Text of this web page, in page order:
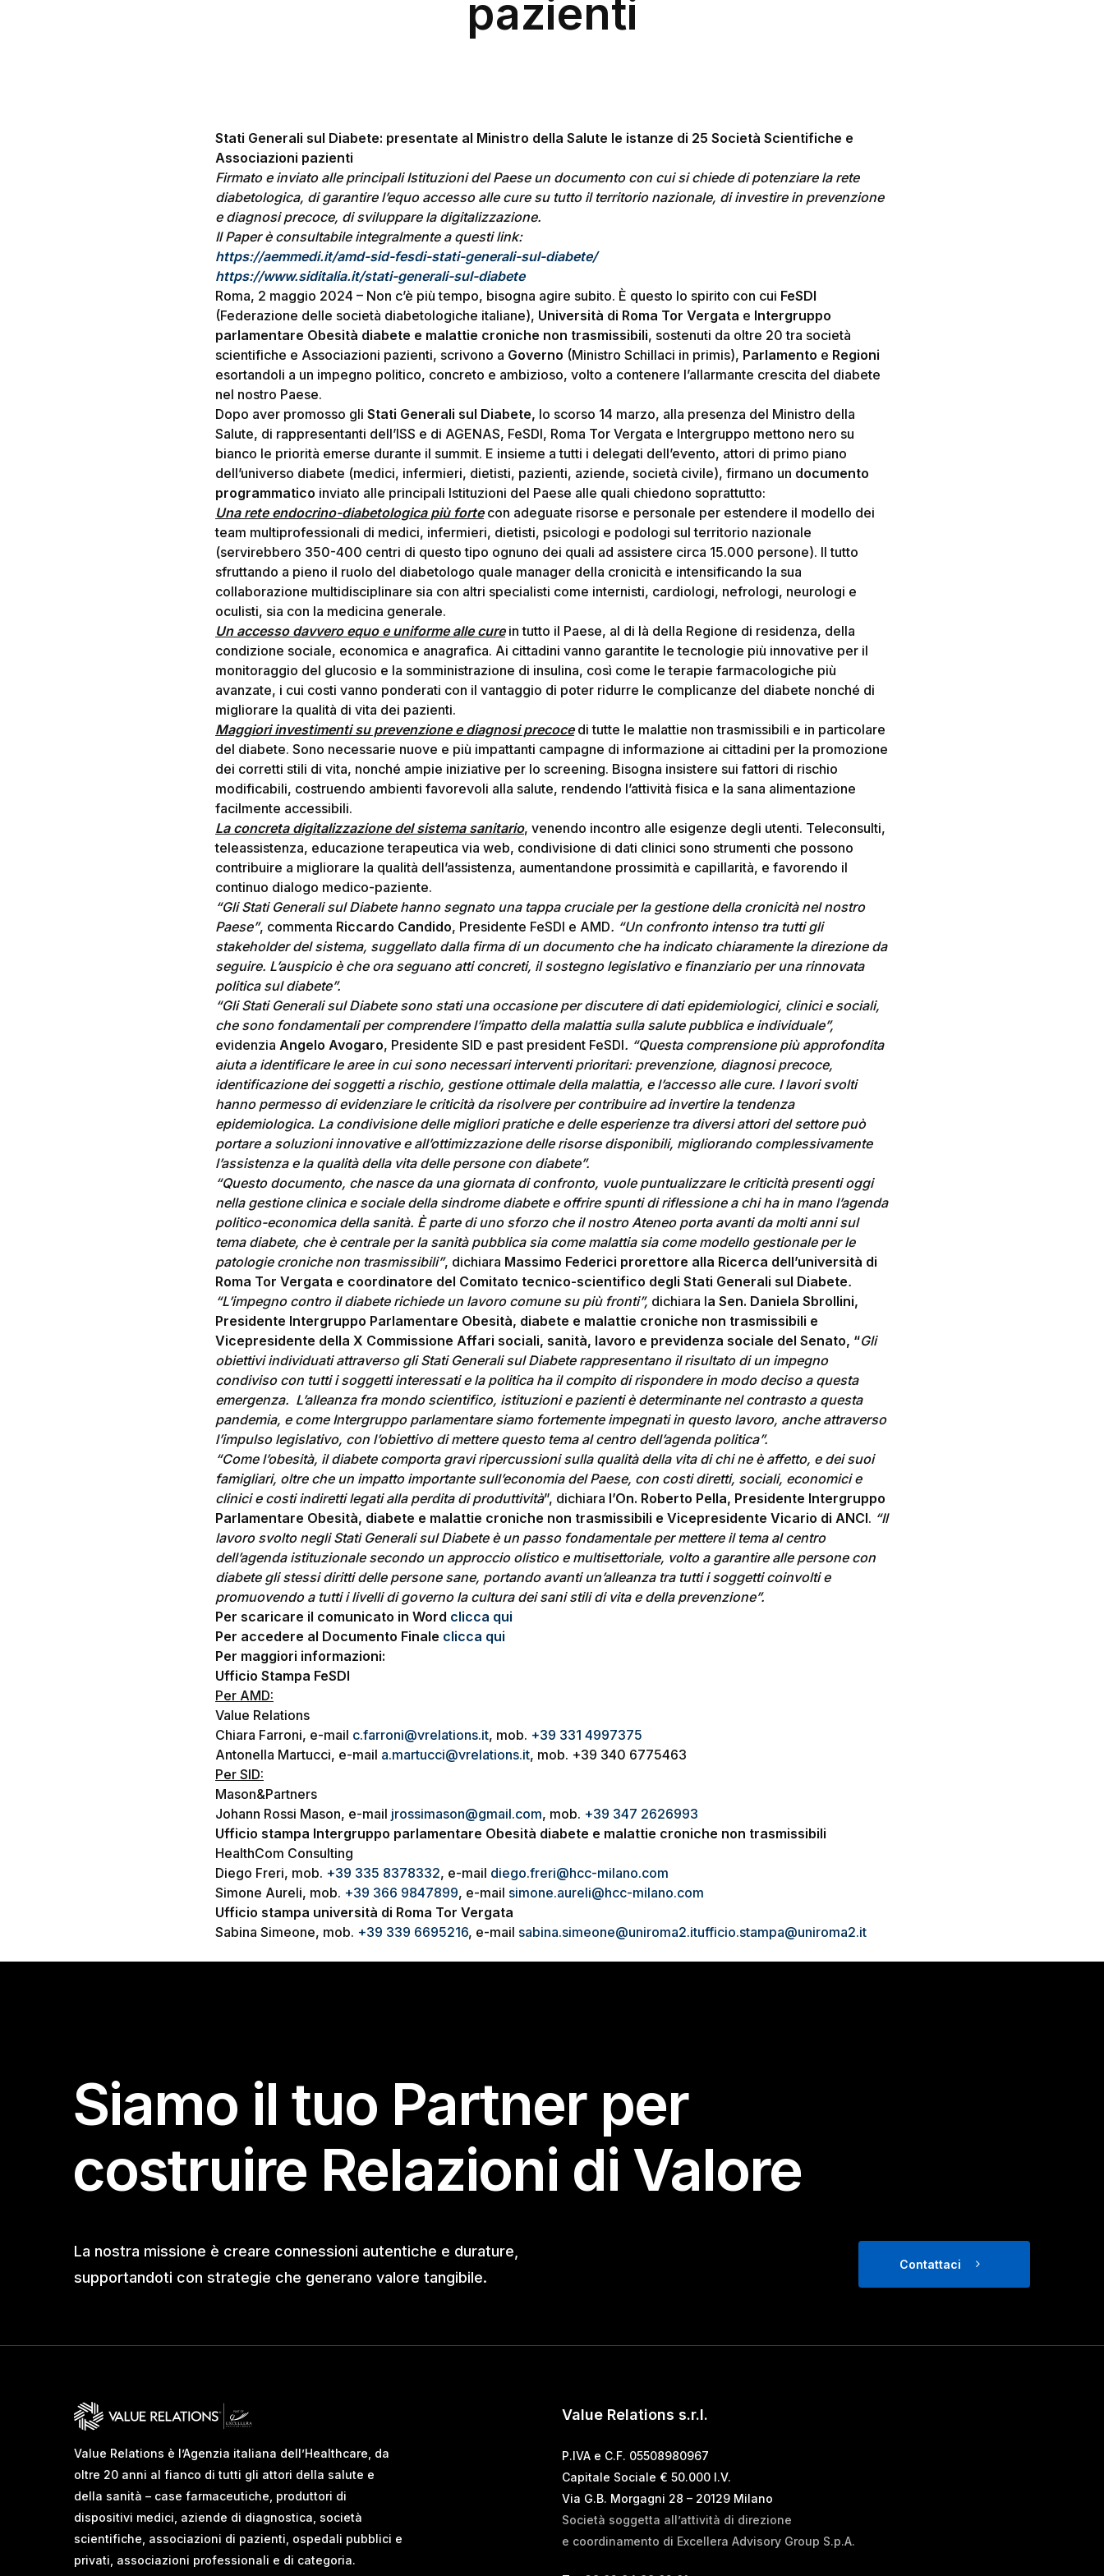
Hit enter to search or ESC to close
pazienti
Stati Generali sul Diabete: presentate al Ministro della Salute le istanze di 25 Società Scientifiche e
Associazioni pazienti
Firmato e inviato alle principali Istituzioni del Paese un documento con cui si chiede di potenziare la rete
diabetologica, di garantire l’equo accesso alle cure su tutto il territorio nazionale, di investire in prevenzione
e diagnosi precoce, di sviluppare la digitalizzazione.
Il Paper è consultabile integralmente a questi link:
https://aemmedi.it/amd-sid-fesdi-stati-generali-sul-diabete/
https://www.siditalia.it/stati-generali-sul-diabete
Roma, 2 maggio 2024 – Non c’è più tempo, bisogna agire subito. È questo lo spirito con cui FeSDI
(Federazione delle società diabetologiche italiane), Università di Roma Tor Vergata e Intergruppo
parlamentare Obesità diabete e malattie croniche non trasmissibili, sostenuti da oltre 20 tra società
scientifiche e Associazioni pazienti, scrivono a Governo (Ministro Schillaci in primis), Parlamento e Regioni
esortandoli a un impegno politico, concreto e ambizioso, volto a contenere l’allarmante crescita del diabete
nel nostro Paese.
Dopo aver promosso gli Stati Generali sul Diabete, lo scorso 14 marzo, alla presenza del Ministro della
Salute, di rappresentanti dell’ISS e di AGENAS, FeSDI, Roma Tor Vergata e Intergruppo mettono nero su
bianco le priorità emerse durante il summit. E insieme a tutti i delegati dell’evento, attori di primo piano
dell’universo diabete (medici, infermieri, dietisti, pazienti, aziende, società civile), firmano un documento
programmatico inviato alle principali Istituzioni del Paese alle quali chiedono soprattutto:
Una rete endocrino-diabetologica più fortecon adeguate risorse e personale per estendere il modello dei
team multiprofessionali di medici, infermieri, dietisti, psicologi e podologi sul territorio nazionale
(servirebbero 350-400 centri di questo tipo ognuno dei quali ad assistere circa 15.000 persone). Il tutto
sfruttando a pieno il ruolo del diabetologo quale manager della cronicità e intensificando la sua
collaborazione multidisciplinare sia con altri specialisti come internisti, cardiologi, nefrologi, neurologi e
oculisti, sia con la medicina generale.
Un accesso davvero equo e uniforme alle curein tutto il Paese, al di là della Regione di residenza, della
condizione sociale, economica e anagrafica. Ai cittadini vanno garantite le tecnologie più innovative per il
monitoraggio del glucosio e la somministrazione di insulina, così come le terapie farmacologiche più
avanzate, i cui costi vanno ponderati con il vantaggio di poter ridurre le complicanze del diabete nonché di
migliorare la qualità di vita dei pazienti.
Maggiori investimenti su prevenzione e diagnosi precocedi tutte le malattie non trasmissibili e in particolare
del diabete. Sono necessarie nuove e più impattanti campagne di informazione ai cittadini per la promozione
dei corretti stili di vita, nonché ampie iniziative per lo screening. Bisogna insistere sui fattori di rischio
modificabili, costruendo ambienti favorevoli alla salute, rendendo l’attività fisica e la sana alimentazione
facilmente accessibili.
La concreta digitalizzazione del sistema sanitario, venendo incontro alle esigenze degli utenti. Teleconsulti,
teleassistenza, educazione terapeutica via web, condivisione di dati clinici sono strumenti che possono
contribuire a migliorare la qualità dell’assistenza, aumentandone prossimità e capillarità, e favorendo il
continuo dialogo medico-paziente.
“Gli Stati Generali sul Diabete hanno segnato una tappa cruciale per la gestione della cronicità nel nostro
Paese”, commenta Riccardo Candido, Presidente FeSDI e AMD. “Un confronto intenso tra tutti gli
stakeholder del sistema, suggellato dalla firma di un documento che ha indicato chiaramente la direzione da
seguire. L’auspicio è che ora seguano atti concreti, il sostegno legislativo e finanziario per una rinnovata
politica sul diabete”.
“Gli Stati Generali sul Diabete sono stati una occasione per discutere di dati epidemiologici, clinici e sociali,
che sono fondamentali per comprendere l’impatto della malattia sulla salute pubblica e individuale”,
evidenzia Angelo Avogaro, Presidente SID e past president FeSDI. “Questa comprensione più approfondita
aiuta a identificare le aree in cui sono necessari interventi prioritari: prevenzione, diagnosi precoce,
identificazione dei soggetti a rischio, gestione ottimale della malattia, e l’accesso alle cure. I lavori svolti
hanno permesso di evidenziare le criticità da risolvere per contribuire ad invertire la tendenza
epidemiologica. La condivisione delle migliori pratiche e delle esperienze tra diversi attori del settore può
portare a soluzioni innovative e all’ottimizzazione delle risorse disponibili, migliorando complessivamente
l’assistenza e la qualità della vita delle persone con diabete”.
“Questo documento, che nasce da una giornata di confronto, vuole puntualizzare le criticità presenti oggi
nella gestione clinica e sociale della sindrome diabete e offrire spunti di riflessione a chi ha in mano l’agenda
politico-economica della sanità. È parte di uno sforzo che il nostro Ateneo porta avanti da molti anni sul
tema diabete, che è centrale per la sanità pubblica sia come malattia sia come modello gestionale per le
patologie croniche non trasmissibili”, dichiara Massimo Federici prorettore alla Ricerca dell’università di
Roma Tor Vergata e coordinatore del Comitato tecnico-scientifico degli Stati Generali sul Diabete.
“L’impegno contro il diabete richiede un lavoro comune su più fronti”, dichiara la Sen. Daniela Sbrollini,
Presidente Intergruppo Parlamentare Obesità, diabete e malattie croniche non trasmissibili e
Vicepresidente della X Commissione Affari sociali, sanità, lavoro e previdenza sociale del Senato, “Gli
obiettivi individuati attraverso gli Stati Generali sul Diabete rappresentano il risultato di un impegno
condiviso con tutti i soggetti interessati e la politica ha il compito di rispondere in modo deciso a questa
emergenza. L’alleanza fra mondo scientifico, istituzioni e pazienti è determinante nel contrasto a questa
pandemia, e come Intergruppo parlamentare siamo fortemente impegnati in questo lavoro, anche attraverso
l’impulso legislativo, con l’obiettivo di mettere questo tema al centro dell’agenda politica”.
“Come l’obesità, il diabete comporta gravi ripercussioni sulla qualità della vita di chi ne è affetto, e dei suoi
famigliari, oltre che un impatto importante sull’economia del Paese, con costi diretti, sociali, economici e
clinici e costi indiretti legati alla perdita di produttività”, dichiara l’On. Roberto Pella, Presidente Intergruppo
Parlamentare Obesità, diabete e malattie croniche non trasmissibili e Vicepresidente Vicario di ANCI. “Il
lavoro svolto negli Stati Generali sul Diabete è un passo fondamentale per mettere il tema al centro
dell’agenda istituzionale secondo un approccio olistico e multisettoriale, volto a garantire alle persone con
diabete gli stessi diritti delle persone sane, portando avanti un’alleanza tra tutti i soggetti coinvolti e
promuovendo a tutti i livelli di governo la cultura dei sani stili di vita e della prevenzione”.
Per scaricare il comunicato in Word clicca qui
Per accedere al Documento Finale clicca qui
Per maggiori informazioni:
Ufficio Stampa FeSDI
Per AMD:
Value Relations
Chiara Farroni, e-mail c.farroni@vrelations.it, mob. +39 331 4997375
Antonella Martucci, e-mail a.martucci@vrelations.it, mob. +39 340 6775463
Per SID:
Mason&Partners
Johann Rossi Mason, e-mail jrossimason@gmail.com, mob. +39 347 2626993
Ufficio stampa Intergruppo parlamentare Obesità diabete e malattie croniche non trasmissibili
HealthCom Consulting
Diego Freri, mob. +39 335 8378332, e-mail diego.freri@hcc-milano.com
Simone Aureli, mob. +39 366 9847899, e-mail simone.aureli@hcc-milano.com
Ufficio stampa università di Roma Tor Vergata
Sabina Simeone, mob. +39 339 6695216, e-mail sabina.simeone@uniroma2.itufficio.stampa@uniroma2.it
Siamo il tuo Partner per
costruire Relazioni di Valore
La nostra missione è creare connessioni autentiche e durature,
supportandoti con strategie che generano valore tangibile.
Contattaci
Value Relations è l’Agenzia italiana dell’Healthcare, da
oltre 20 anni al fianco di tutti gli attori della salute e
della sanità – case farmaceutiche, produttori di
dispositivi medici, aziende di diagnostica, società
scientifiche, associazioni di pazienti, ospedali pubblici e
privati, associazioni professionali e di categoria.
Value Relations s.r.l.
P.IVA e C.F. 05508980967
Capitale Sociale € 50.000 I.V.
Via G.B. Morgagni 28 – 20129 Milano
Società soggetta all’attività di direzione
e coordinamento di Excellera Advisory Group S.p.A.